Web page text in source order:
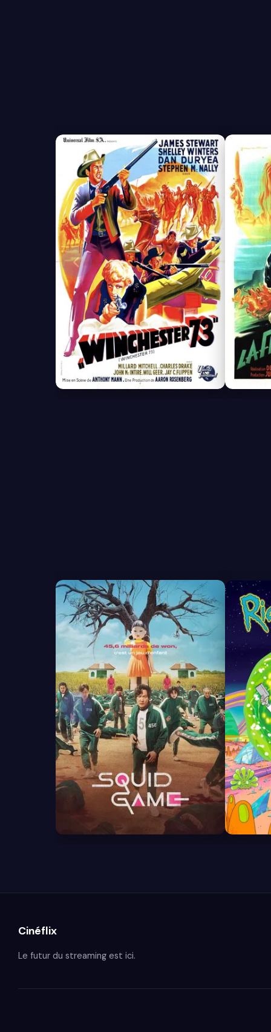
7.3 6.7
8.7
Cinéflix
Le futur du streaming est ici.